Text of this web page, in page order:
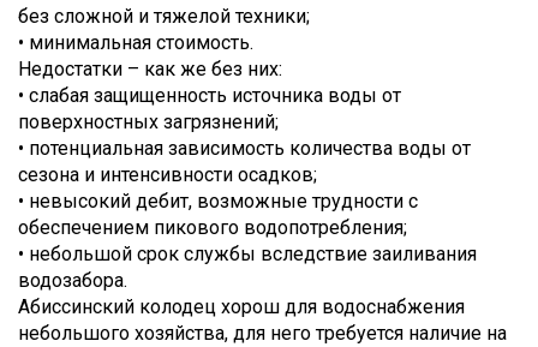
без сложной и тяжелой техники;
• минимальная стоимость.
Недостатки – как же без них:
• слабая защищенность источника воды от
поверхностных загрязнений;
• потенциальная зависимость количества воды от
сезона и интенсивности осадков;
• невысокий дебит, возможные трудности с
обеспечением пикового водопотребления;
• небольшой срок службы вследствие заиливания
водозабора.
Абиссинский колодец хорош для водоснабжения
небольшого хозяйства, для него требуется наличие на